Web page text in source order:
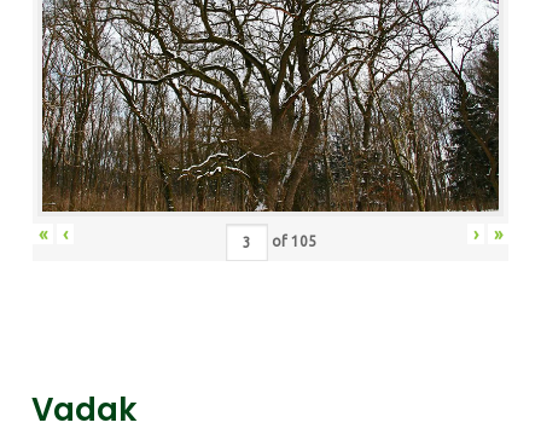
« ‹ of 105 › »
Vadak